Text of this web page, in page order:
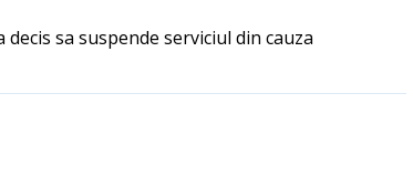
sa suspende serviciul din cauza